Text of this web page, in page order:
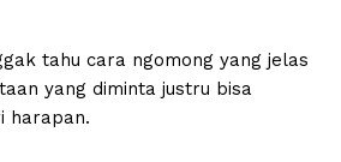
tahu cara ngomong yang jelas
yang diminta justru bisa
harapan.